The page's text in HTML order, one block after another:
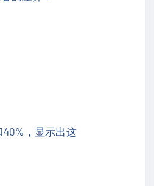
，显示出这